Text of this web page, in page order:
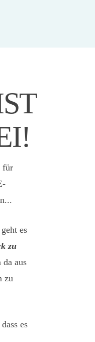
für
es
zu
da aus
zu
es